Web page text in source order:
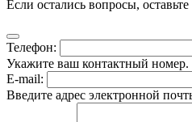
Если остались вопросы,
Телефон:
Укажите ваш контактный номер.
E-mail:
Введите адрес электронной